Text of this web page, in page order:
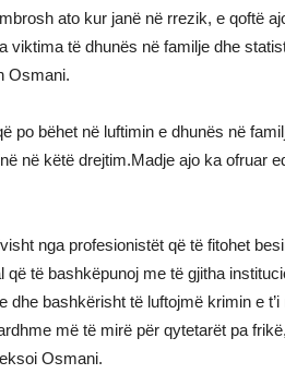
ato kur janë në rrezik, e qoftë
viktima të dhunës në familje dhe
Osmani.
po bëhet në luftimin e dhunës në
në këtë drejtim.Madje ajo ka ofruar
nga profesionistët që të fitohet
të bashkëpunoj me të gjitha
dhe bashkërisht të luftojmë krimin e
më të mirë për qytetarët pa
Osmani.